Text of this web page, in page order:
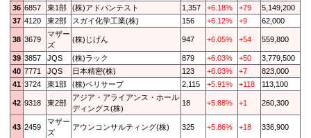
36 6857 東1部 (株)アドバンテスト 1,357 +6.18% +79
5,149,200
37 4120 東2部 スガイ化学工業(株) 156 +6.12% +9 62,000
38 3679
マザー
ズ
(株)じげん 947 +6.05% +54 559,800
39 3857 JQS (株)ラック 879 +6.03% +50
3,779,500
40 7771 JQS 日本精密(株) 123 +6.03% +7
823,000
41 3724 東1部 (株)ベリサーブ 2,115 +5.91% +118 113,100
42 9318 東2部
アジア・アライアンス・ホール
ディングス(株)
18 +5.88% +1 260,300
43 2459
マザー
ズ
アウンコンサルティング(株) 325 +5.86% +18 336,900